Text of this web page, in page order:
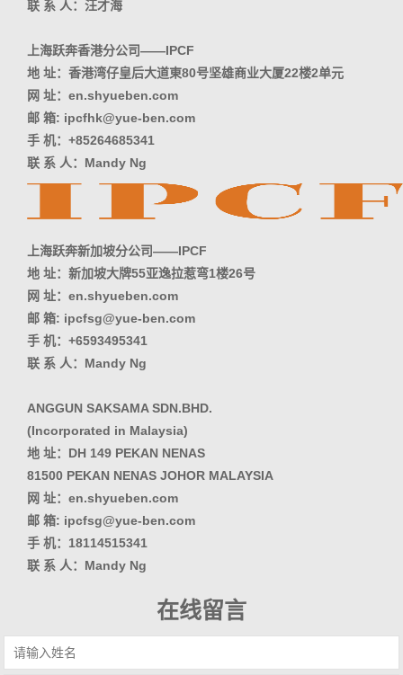
联 系 人：汪才海
上海跃奔香港分公司——IPCF
地 址：香港湾仔皇后大道東80号坚雄商业大厦22楼2单元
网 址：en.shyueben.com
邮 箱: ipcfhk@yue-ben.com
手 机：+85264685341
联 系 人：Mandy Ng
上海跃奔新加坡分公司——IPCF
地 址：新加坡大牌55亚逸拉惹弯1楼26号
网 址：en.shyueben.com
邮 箱: ipcfsg@yue-ben.com
手 机：+6593495341
联 系 人：Mandy Ng
ANGGUN SAKSAMA SDN.BHD.
(Incorporated in Malaysia)
地 址：DH 149 PEKAN NENAS
81500 PEKAN NENAS JOHOR MALAYSIA
网 址：en.shyueben.com
邮 箱: ipcfsg@yue-ben.com
手 机：18114515341
联 系 人：Mandy Ng
在线留言